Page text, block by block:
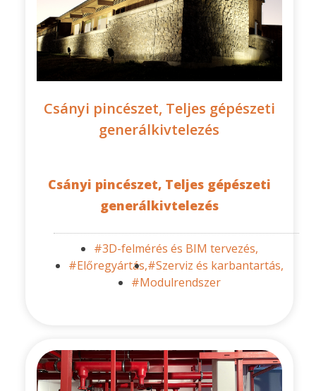
Csányi pincészet, Teljes gépészeti
generálkivtelezés
Csányi pincészet, Teljes gépészeti
generálkivtelezés
#3D-felmérés és BIM tervezés,
#Előregyártás,#Szerviz és karbantartás,
#Modulrendszer